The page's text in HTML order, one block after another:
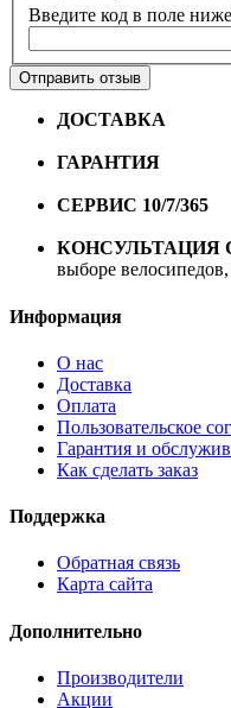
Введите код в поле ниже
Отправить отзыв
ДОСТАВКА
ГАРАНТИЯ
СЕРВИС 10/7/365
КОНСУЛЬТАЦИЯ
выборе велосипедов,
Информация
О нас
Доставка
Оплата
Пользовательское
Гарантия и
Как сделать заказ
Поддержка
Обратная связь
Карта сайта
Дополнительно
Производители
Акции